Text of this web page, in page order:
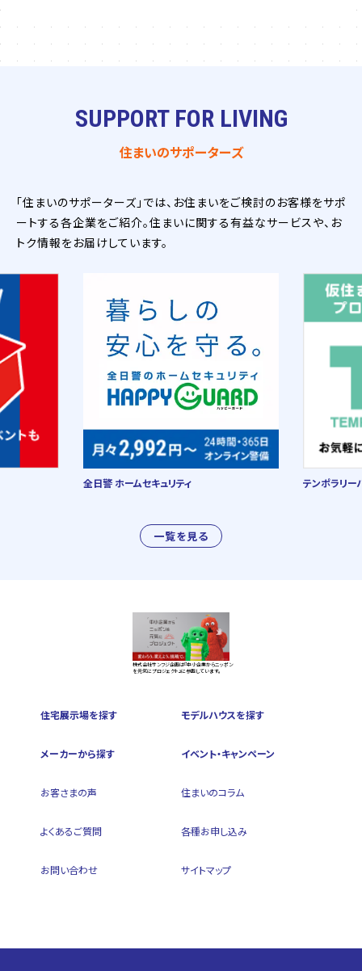
SUPPORT FOR LIVING
住まいのサポーターズ
「住まいのサポーターズ」では、お住まいをご検討のお客様をサポ
ートする各企業をご紹介。住まいに関する有益なサービスや、お
トク情報をお届けしています。
一覧を見る
全日警 ホームセキュリティ テンポラリー
株式会社サンフジ企画は『中小企業からニッポン
を元気にプロジェクト』に参画しています。
住宅展示場を探す モデルハウスを探す
メーカーから探す イベント・キャンペーン
お客さまの声 住まいのコラム
よくあるご質問 各種お申し込み
お問い合わせ サイトマップ